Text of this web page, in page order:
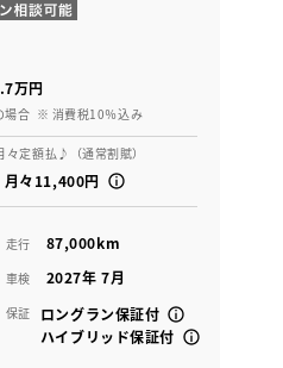
万円
場合 ※ 消費税10％込み
定額払♪（通常割賦）
々11,400円
走行 87,000km
車検 2027年 7月
保証
ロングラン保証付
ハイブリッド保証付